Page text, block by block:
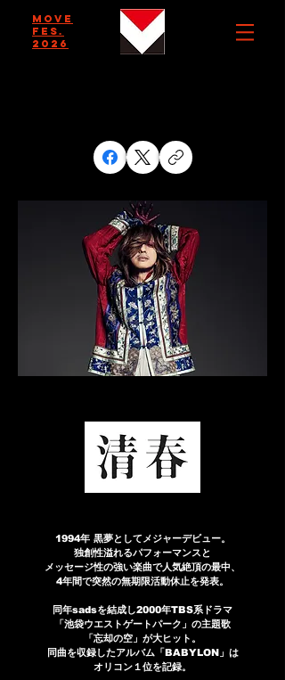
MOVE
FES.
2026
1994年 黒夢としてメジャーデビュー。
独創性溢れるパフォーマンスと
メッセージ性の強い楽曲で人気絶頂の最中、
4年間で突然の無期限活動休止を発表。
同年sadsを結成し2000年TBS系ドラマ
「池袋ウエストゲートパーク」の主題歌
「忘却の空」が大ヒット。
同曲を収録したアルバム「BABYLON」は
オリコン１位を記録。